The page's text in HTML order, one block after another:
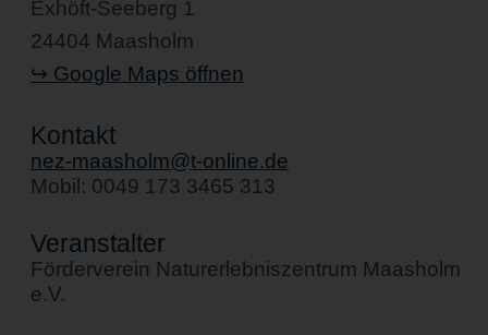
Exhöft-Seeberg 1
24404 Maasholm
↪ Google Maps öffnen
Kontakt
nez-maasholm@t-online.de
Mobil: 0049 173 3465 313
Veranstalter
Förderverein Naturerlebniszentrum Maasholm
e.V.